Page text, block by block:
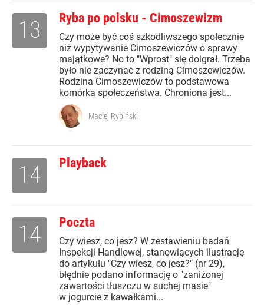
Ryba po polsku - Cimoszewizm
Czy może być coś szkodliwszego społecznie
niż wypytywanie Cimoszewiczów o sprawy
majątkowe? No to "Wprost" się doigrał. Trzeba
było nie zaczynać z rodziną Cimoszewiczów.
Rodzina Cimoszewiczów to podstawowa
komórka społeczeństwa. Chroniona jest...
13
Maciej Rybiński
Playback
14
Poczta
Czy wiesz, co jesz? W zestawieniu badań
Inspekcji Handlowej, stanowiących ilustrację
do artykułu "Czy wiesz, co jesz?" (nr 29),
błędnie podano informację o "zaniżonej
zawartości tłuszczu w suchej masie"
w jogurcie z kawałkami...
14